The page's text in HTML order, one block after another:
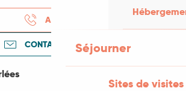
Séjourner
Sites de visites
APPELER
CONTACTEZ-NOUS